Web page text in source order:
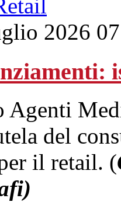
2026
Agenti
del
il retail. (